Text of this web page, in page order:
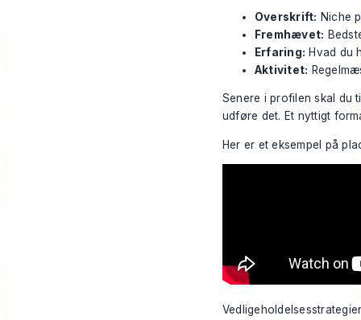
Overskrift: Niche
Fremhævet:
Erfaring: Hvad du
Aktivitet:
Senere i profilen skal du
udføre det. Et nyttigt
Her er et eksempel på